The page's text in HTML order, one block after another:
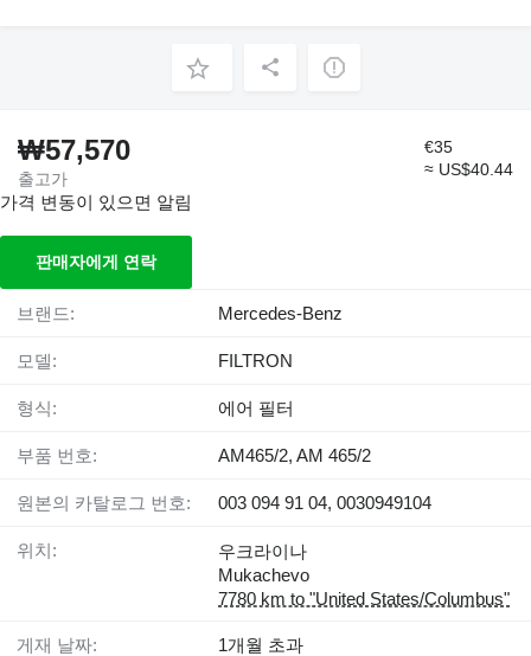
₩57,570
출고가
€35
≈ US$40.44
가격 변동이 있으면 알림
판매자에게 연락
브랜드: Mercedes-Benz
모델: FILTRON
형식: 에어 필터
부품 번호: AM465/2, AM 465/2
원본의 카탈로그 번호: 003 094 91 04, 0030949104
위치:
우크라이나
Mukachevo
7780 km to "United States/Columbus"
게재 날짜: 1개월 초과